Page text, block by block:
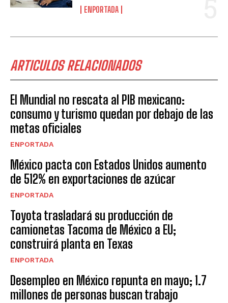
ENPORTADA
ARTICULOS RELACIONADOS
El Mundial no rescata al PIB mexicano:
consumo y turismo quedan por debajo de las
metas oficiales
ENPORTADA
México pacta con Estados Unidos aumento
de 512% en exportaciones de azúcar
ENPORTADA
Toyota trasladará su producción de
camionetas Tacoma de México a EU;
construirá planta en Texas
ENPORTADA
Desempleo en México repunta en mayo; 1.7
millones de personas buscan trabajo